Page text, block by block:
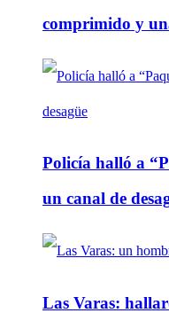
comprimido y
Policía halló a
un canal de
Las Varas: